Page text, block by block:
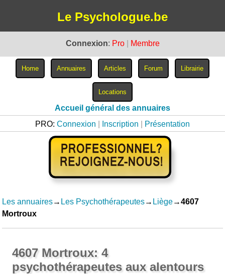
Le Psychologue.be
Connexion: Pro Membre
Accueil général des annuaires
PRO: Connexion Inscription Présentation
Les annuaires→ Les Psychothérapeutes→ Liège→4607
Mortroux
4607 Mortroux: 4
psychothérapeutes aux alentours